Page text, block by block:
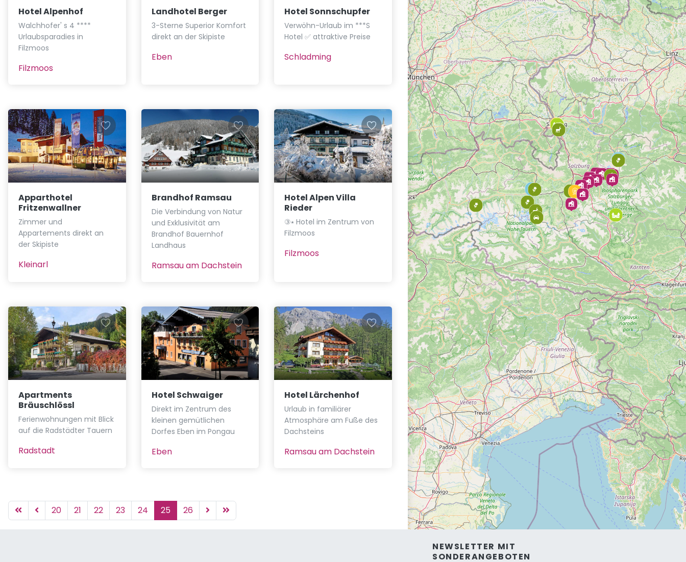
Hotel Alpenhof
Walchhofer' s 4 ****
Urlaubsparadies in
Filzmoos
Filzmoos
Landhotel Berger
3-Sterne Superior Komfort
direkt an der Skipiste
Eben
Hotel Sonnschupfer
Verwöhn-Urlaub im ***S
Hotel ✅ attraktive Preise
Schladming
Apparthotel
Fritzenwallner
Zimmer und
Appartements direkt an
der Skipiste
Kleinarl
Brandhof Ramsau
Die Verbindung von Natur
und Exklusivität am
Brandhof Bauernhof
Landhaus
Ramsau am Dachstein
Hotel Alpen Villa
Rieder
③⭑ Hotel im Zentrum von
Filzmoos
Filzmoos
Apartments
Bräuschlössl
Ferienwohnungen mit Blick
auf die Radstädter Tauern
Radstadt
Hotel Schwaiger
Direkt im Zentrum des
kleinen gemütlichen
Dorfes Eben im Pongau
Eben
Hotel Lärchenhof
Urlaub in familiärer
Atmosphäre am Fuße des
Dachsteins
Ramsau am Dachstein
20 21 22 23 24 25 26
NEWSLETTER MIT
SONDERANGEBOTEN